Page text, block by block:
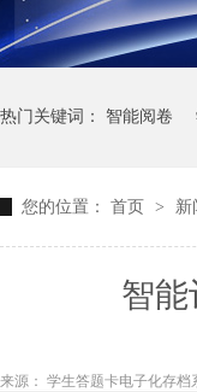
热门关键词： 智能阅卷
您的位置： 首页 > 新
智
来源： 学生答题卡电子化存档